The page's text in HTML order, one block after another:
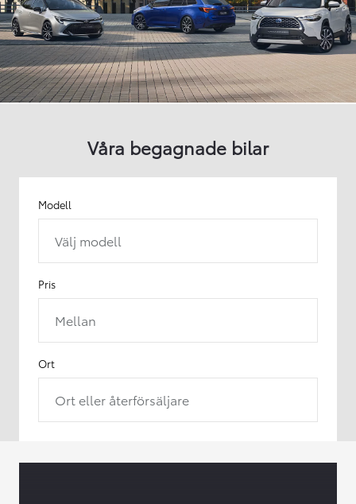
Våra begagnade bilar
Modell
Välj modell
Pris
Mellan
Ort
Ort eller återförsäljare